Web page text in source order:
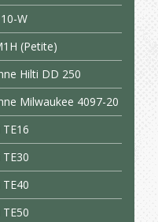
W
(Petite)
Hilti DD 250
Milwaukee 4097-20